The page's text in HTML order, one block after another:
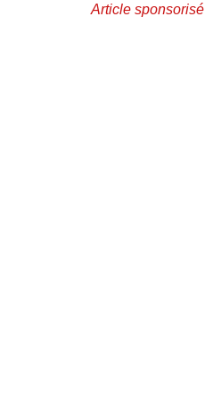
Article sponsorisé